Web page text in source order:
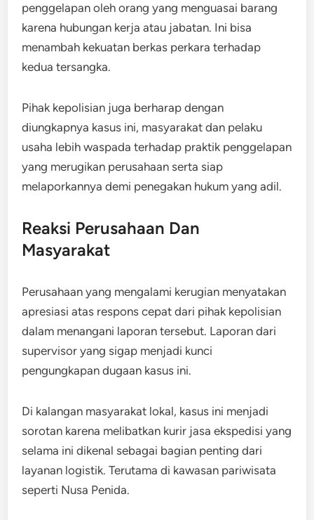
penggelapan oleh orang yang menguasai barang
karena hubungan kerja atau jabatan. Ini bisa
menambah kekuatan berkas perkara terhadap
kedua tersangka.
Pihak kepolisian juga berharap dengan
diungkapnya kasus ini, masyarakat dan pelaku
usaha lebih waspada terhadap praktik penggelapan
yang merugikan perusahaan serta siap
melaporkannya demi penegakan hukum yang adil.
Reaksi Perusahaan Dan
Masyarakat
Perusahaan yang mengalami kerugian menyatakan
apresiasi atas respons cepat dari pihak kepolisian
dalam menangani laporan tersebut. Laporan dari
supervisor yang sigap menjadi kunci
pengungkapan dugaan kasus ini.
Di kalangan masyarakat lokal, kasus ini menjadi
sorotan karena melibatkan kurir jasa ekspedisi yang
selama ini dikenal sebagai bagian penting dari
layanan logistik. Terutama di kawasan pariwisata
seperti Nusa Penida.